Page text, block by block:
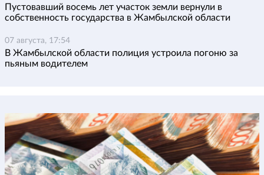
Пустовавший восемь лет участок земли вернули в
собственность государства в Жамбылской области
07 августа, 17:54
В Жамбылской области полиция устроила погоню за
пьяным водителем